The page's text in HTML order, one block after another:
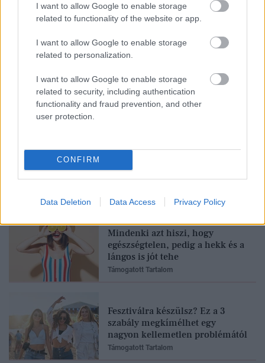
I want to allow Google to enable storage
related to functionality of the website or app.
I want to allow Google to enable storage
related to personalization.
I want to allow Google to enable storage
related to security, including authentication
functionality and fraud prevention, and other
user protection.
CONFIRM
Data Deletion Data Access Privacy Policy
Feliratkozom
Glow-up tetőtől talpig: miért
felejtjük ki a legfontosabb lépést
a self-care rutinból?
Mindenki azt hiszi, hogy
egészségtelen, pedig a hekk és a
lángos is jót tehe
Támogatott Tartalom
Fesztiválra készülsz? Ez a 3
szabály megkímélhet egy
nagyon kellemetlen problémától
Támogatott Tartalom